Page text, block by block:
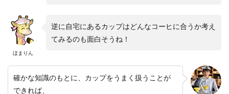
ほまりん
逆に自宅にあるカップはどんなコーヒに合うか考え
てみるのも面白そうね！
確かな知識のもとに、カップをうまく扱うことが
できれば、